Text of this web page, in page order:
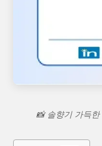
📸 솔향기 가득